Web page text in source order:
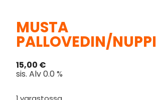
MUSTA
PALLOVEDIN/NUPPI
15,00 €
sis. Alv 0.0 %